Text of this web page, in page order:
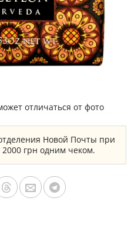
отличаться от фото
Новой Почты при
2000 грн одним чеком.